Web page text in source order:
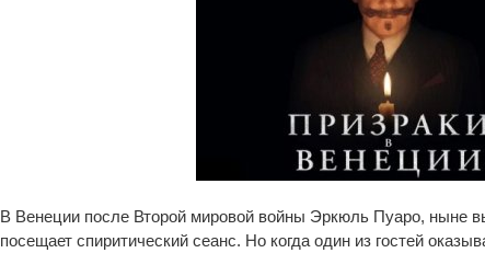
В Венеции после Второй мировой войны Эркюль Пуаро, ныне
посещает спиритический сеанс. Но когда один из гостей